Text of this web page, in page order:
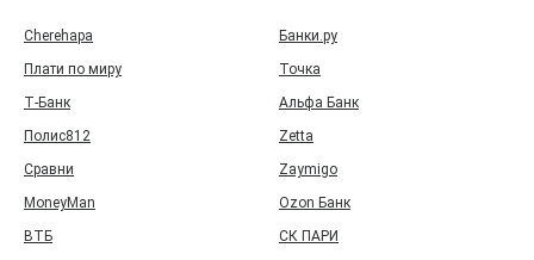
Cherehapa
Банки.ру
Плати по миру
Точка
Т‑Банк
Альфа Банк
Полис812
Zetta
Сравни
Zaymigo
MoneyMan
Ozon Банк
ВТБ
СК ПАРИ